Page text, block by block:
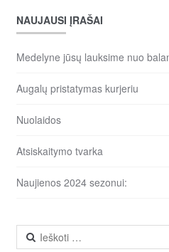
NAUJAUSI ĮRAŠAI
Medelyne jūsų lauksime nuo
Augalų pristatymas kurjeriu
Nuolaidos
Atsiskaitymo tvarka
Naujienos 2024 sezonui:
Ieškoti: